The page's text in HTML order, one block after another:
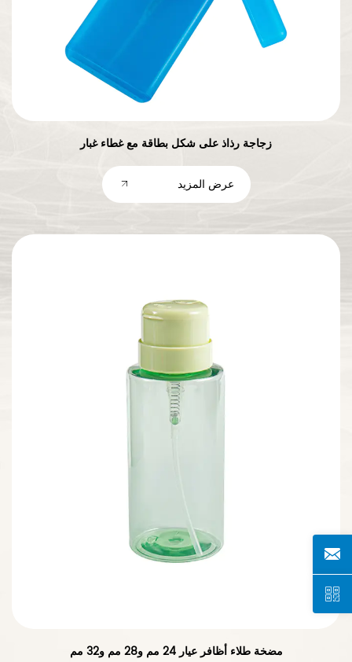
زجاجة رذاذ على شكل بطاقة مع غطاء غبار
عرض المزيد
مضخة طلاء أظافر عيار 24 مم و28 مم و32 مم